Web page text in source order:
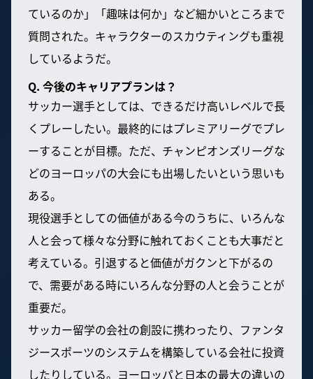
ているのか」「趣味は何か」など細かいところまで
質問された。キャラクターのスカウティングも重視
しているようだ。
Q. 今後のキャリアプランは？
サッカー選手としては、できるだけ高いレベルで長
くプレーしたい。最終的にはプレミアリーグでプレ
ーすることが目標。ただ、チャンピオンズリーグな
どのヨーロッパの大会にも出場したいという思いも
ある。
現役選手としての価値がある今のうちに、いろんな
人と会って様々な分野に触れておくことも大事だと
考えている。引退すると価値がガクンと下がるの
で、需要がある時にいろんな分野の人と会うことが
重要だ。
サッカー留学の会社の創設に携わったり、ファンタ
ジースポーツのシステムを構築している会社に投資
したりしている。ヨーロッパと日本の最大の違いの